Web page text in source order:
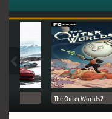
The Outer Worlds 2